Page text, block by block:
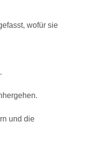
wofür sie
und die